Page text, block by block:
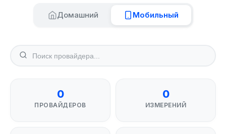
Домашний Мобильный
0
ПРОВАЙДЕРОВ
0
ИЗМЕРЕНИЙ